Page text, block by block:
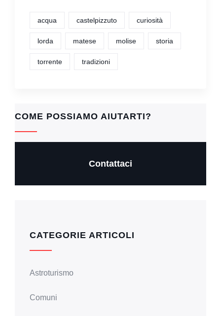
acqua castelpizzuto curiosità
lorda matese molise storia
torrente tradizioni
COME POSSIAMO AIUTARTI?
Contattaci
CATEGORIE ARTICOLI
Astroturismo
Comuni